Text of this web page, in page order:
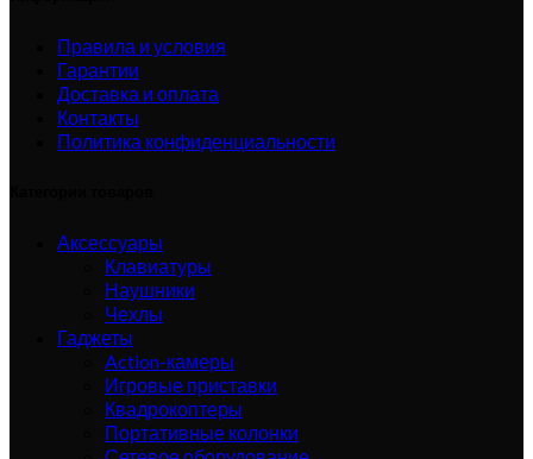
Правила и условия
Гарантии
Доставка и оплата
Контакты
Политика конфиденциальности
Аксессуары
Клавиатуры
Наушники
Чехлы
Гаджеты
Action-камеры
Игровые приставки
Квадрокоптеры
Портативные колонки